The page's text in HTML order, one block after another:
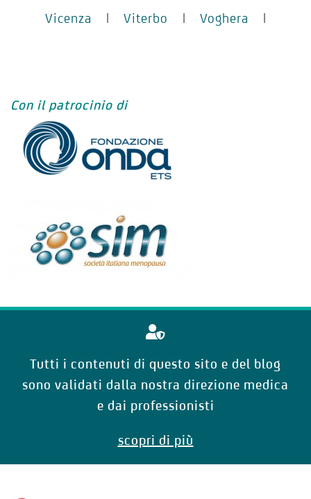
Vicenza | Viterbo | Voghera |
Con il patrocinio di
Tutti i contenuti di questo sito e del blog
sono validati dalla nostra direzione medica
e dai professionisti
scopri di più